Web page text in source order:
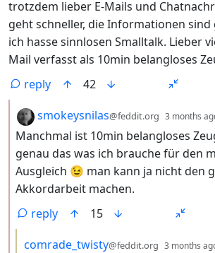
trotzdem lieber E-Mails und
geht schneller, die Informationen
ich hasse sinnlosen Smalltalk. Lieber
Mail verfasst als 10min belangloses
reply
42
by
smokeysnilas@feddit.org 3 months
Manchmal ist 10min belangloses
genau das was ich brauche für den
Ausgleich 😉 man kann ja nicht den
Akkordarbeit machen.
reply
15
by
comrade_twisty@feddit.org 3 months